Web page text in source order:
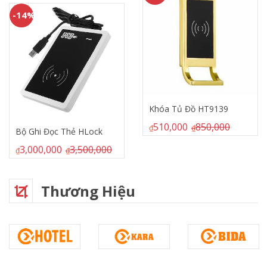
Khóa Tủ Đồ HT9139
₫510,000 ₫ 850,000
₫310,000 ₫750,000
Thương Hiệu